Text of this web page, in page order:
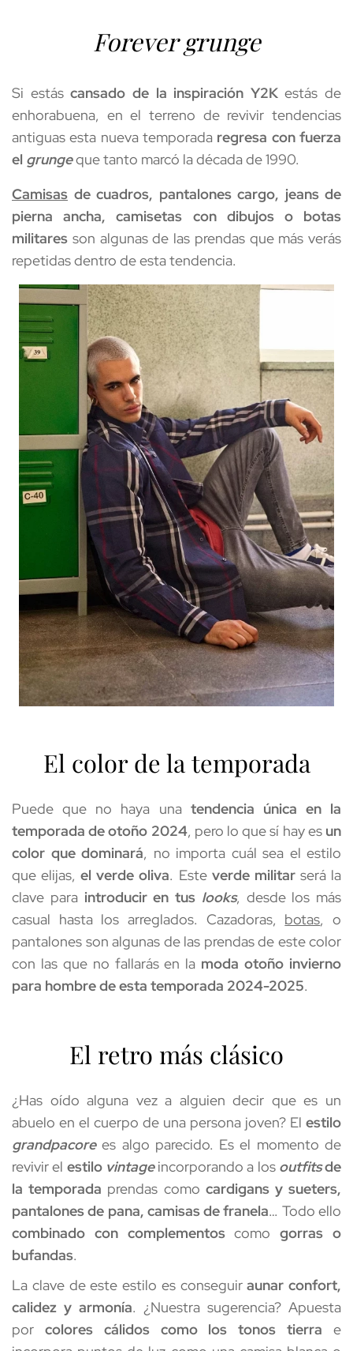
Forever grunge
Si estás cansado de la inspiración Y2K estás de
enhorabuena, en el terreno de revivir tendencias
antiguas esta nueva temporada regresa con fuerza
el grunge que tanto marcó la década de 1990.
Camisas de cuadros, pantalones cargo, jeans de
pierna ancha, camisetas con dibujos o botas
militares son algunas de las prendas que más verás
repetidas dentro de esta tendencia.
El color de la temporada
Puede que no haya una tendencia única en la
temporada de otoño 2024, pero lo que sí hay es un
color que dominará, no importa cuál sea el estilo
que elijas, el verde oliva. Este verde militar será la
clave para introducir en tus looks, desde los más
casual hasta los arreglados. Cazadoras, botas, o
pantalones son algunas de las prendas de este color
con las que no fallarás en la moda otoño invierno
para hombre de esta temporada 2024-2025.
El retro más clásico
¿Has oído alguna vez a alguien decir que es un
abuelo en el cuerpo de una persona joven? El
grandpacore es algo parecido. Es el momento de
revivir el estilo vintage incorporando a los outfits de
la temporada prendas como cardigans y sueters,
pantalones de pana, camisas de franela
combinado con complementos como gorras o
bufandas.
La clave de este estilo es conseguir aunar confort,
calidez y armonía. ¿Nuestra sugerencia? Apuesta
por colores cálidos como los tonos tierra e